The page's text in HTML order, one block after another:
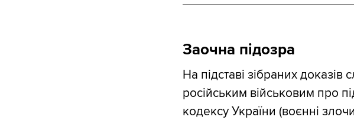
Заочна підозра
На підставі зібраних
російським військовим про
кодексу України (воєнні